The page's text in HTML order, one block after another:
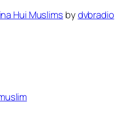
Hui Muslims bydvbradio